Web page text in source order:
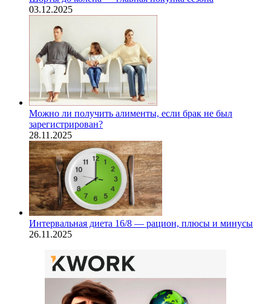
03.12.2025
Можно ли получить алименты, если брак не был
зарегистрирован?
28.11.2025
Интервальная диета 16/8 — рацион, плюсы и минусы
26.11.2025